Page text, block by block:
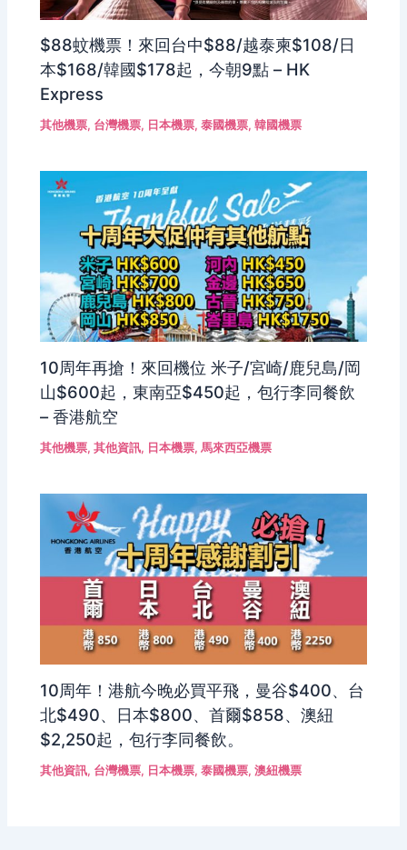
$88蚊機票！來回台中$88/越泰柬$108/日
本$168/韓國$178起，今朝9點 – HK
Express
其他機票, 台灣機票, 日本機票,泰國機票,韓國機票
10周年再搶！來回機位 米子/宮崎/鹿兒島/岡
山$600起，東南亞$450起，包行李同餐飲
– 香港航空
其他機票,其他資訊, 日本機票,馬來西亞機票
10周年！港航今晚必買平飛，曼谷$400、台
北$490、日本$800、首爾$858、澳紐
$2,250起，包行李同餐飲。
其他資訊, 台灣機票, 日本機票,泰國機票,澳紐機票